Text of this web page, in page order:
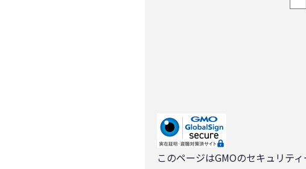
このページはGMOのセキュリテ